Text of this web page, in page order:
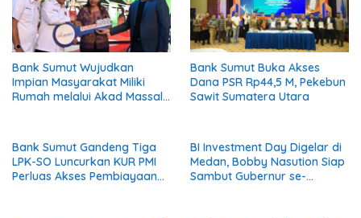
Bank Sumut Wujudkan
Impian Masyarakat Miliki
Rumah melalui Akad Massal
Bank Sumut Buka Akses
Dana PSR Rp44,5 M, Pekebun
Sawit Sumatera Utara
Bank Sumut Gandeng Tiga
LPK-SO Luncurkan KUR PMI
Perluas Akses Pembiayaan
BI Investment Day Digelar di
Medan, Bobby Nasution Siap
Sambut Gubernur se-